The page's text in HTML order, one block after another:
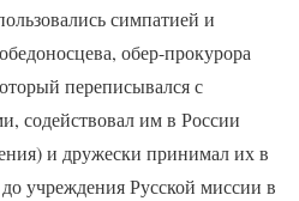
симпатией и
обер-прокурора
переписывался с
содействовал им в России
и дружески принимал их в
учреждения Русской миссии в